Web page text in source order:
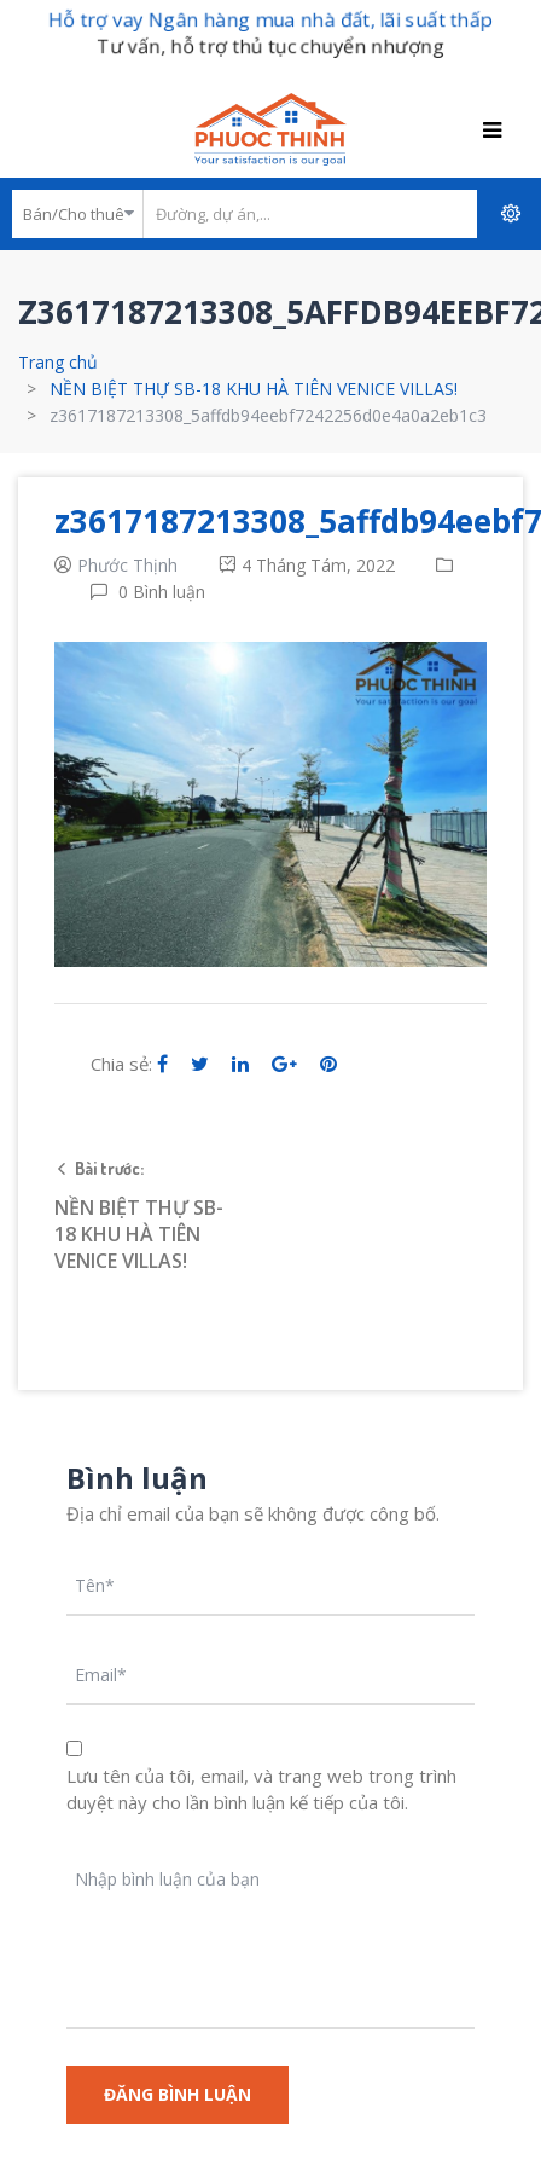
Hỗ trợ vay Ngân hàng mua nhà đất, lãi suất thấp
Tư vấn, hỗ trợ thủ tục chuyển nhượng
Trang chủ
NỀN BIỆT THỰ SB-18 KHU HÀ TIÊN VENICE VILLAS!
z3617187213308_5affdb94eebf7242256d0e4a0a2eb1c3
Phước Thịnh
4 Tháng Tám, 2022
0 Bình luận
Chia sẻ:
Bài trước:
NỀN BIỆT THỰ SB-
18 KHU HÀ TIÊN
VENICE VILLAS!
Bình luận
Địa chỉ email của bạn sẽ không được công bố.
Lưu tên của tôi, email, và trang web trong trình
duyệt này cho lần bình luận kế tiếp của tôi.